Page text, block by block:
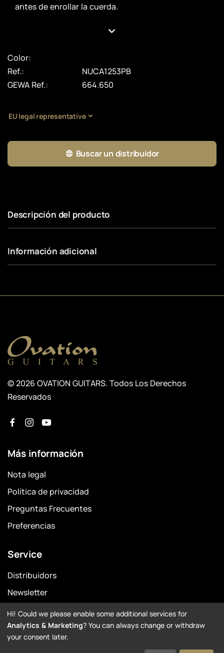
antes de enrollar la cuerda.
Color:
Ref.:
NUCA1253PB
GEWA Ref.:
664.650
EU legal representative
Buscar un distribuidor
Descripción del producto
Información adicional
© 2026 OVATION GUITARS. Todos Los Derechos
Reservados
Más información
Nota legal
Política de privacidad
Preguntas Frecuentes
Preferencias
Service
Distribuidors
Newsletter
Garantía
Downloads
Hi! Could we please enable some additional services for
Analytics & Marketing? You can always change or withdraw
your consent later.